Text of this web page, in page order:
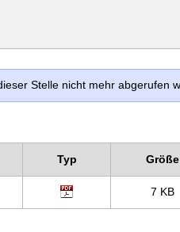
Stelle nicht mehr abgerufen
Typ Größe
7 KB